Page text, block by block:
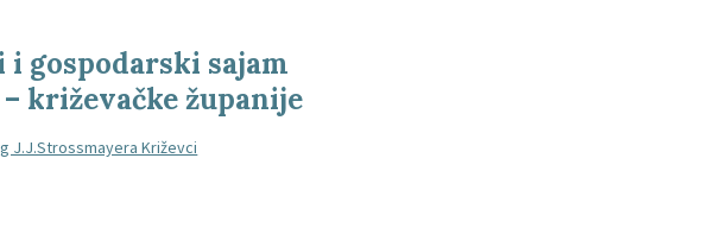
i gospodarski sajam
križevačke županije
J.J.Strossmayera Križevci